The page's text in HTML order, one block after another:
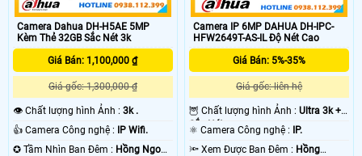
Camera Dahua DH-H5AE 5MP
Kèm Thẻ 32GB Sắc Nét 3k
Giá Bán: 1,100,000 ₫
Giá gốc: 1,300,000 ₫
👁 Chất lượng hình Ảnh : 3k .
👍 Camera Công nghệ : IP Wifi.
✪ Tầm Nhìn Ban Đêm : Hồng Ngoại
Camera IP 6MP DAHUA DH-IPC-
HFW2649T-AS-IL Độ Nét Cao
Giá Bán: 5%-35%
Giá gốc: liên hệ
🦉 Chất lượng hình Ảnh :Ultra 3k +
Sắc Nét .
⚛️ Camera Công nghệ : IP.
🔦 Xem Được Ban Đêm : Hồng